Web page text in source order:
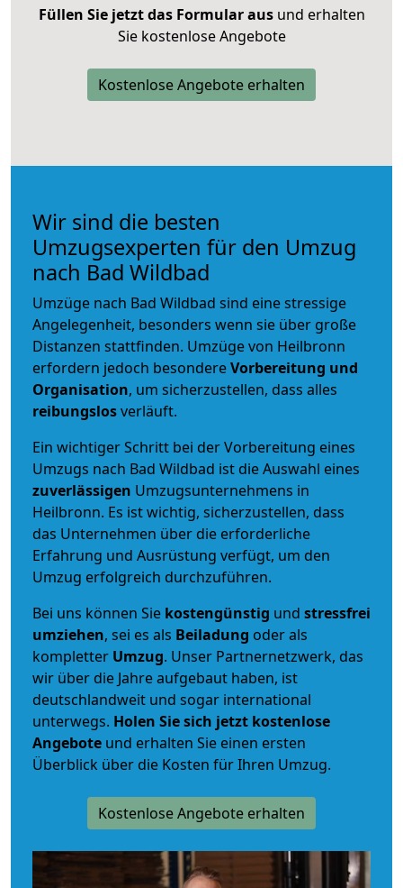
Füllen Sie jetzt das Formular ausund erhalten
Sie kostenlose Angebote
Kostenlose Angebote erhalten
Wir sind die besten
Umzugsexperten für den Umzug
nach Bad Wildbad
Umzüge nach Bad Wildbad sind eine stressige
Angelegenheit, besonders wenn sie über große
Distanzen stattfinden. Umzüge von Heilbronn
erfordern jedoch besondereVorbereitung und
Organisation, um sicherzustellen, dass alles
reibungslosverläuft.
Ein wichtiger Schritt bei der Vorbereitung eines
Umzugs nach Bad Wildbad ist die Auswahl eines
zuverlässigen Umzugsunternehmens in
Heilbronn. Es ist wichtig, sicherzustellen, dass
das Unternehmen über die erforderliche
Erfahrung und Ausrüstung verfügt, um den
Umzug erfolgreich durchzuführen.
Bei uns können Sie kostengünstig und stressfrei
umziehen, sei es als Beiladung oder als
kompletter Umzug. Unser Partnernetzwerk, das
wir über die Jahre aufgebaut haben, ist
deutschlandweit und sogar international
unterwegs. Holen Sie sich jetzt kostenlose
Angebote und erhalten Sie einen ersten
Überblick über die Kosten für Ihren Umzug.
Kostenlose Angebote erhalten